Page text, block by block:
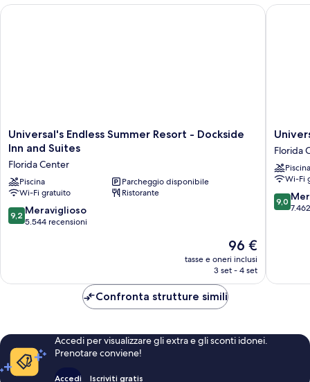
View
Universal's
Endless
Resort
-
Dockside
Inn
and
Universal's Endless Summer Resort - Dockside
Inn and Suites
Florida Center
Piscina
Parcheggio disponibile
Wi-Fi gratuito
Ristorante
9.2
su
9,2 Meraviglioso
5.544 recensioni
Il
prezzo
attuale
96 €
96 €
tasse e oneri inclusi
3 set - 4 set
Universal's Endless Summer Resort - Dockside Inn and Suites
Cabana
Bay
Beach
Resort
Florida
Center
Florida
Piscina
Wi-Fi
9.0
su
9,0
Confronta strutture simili
Accedi per visualizzare gli extra e gli sconti idonei.
Prenotare conviene!
Accedi Iscriviti gratis